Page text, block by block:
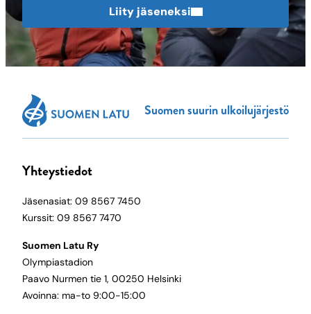
Liity jäseneksi
Suomen suurin ulkoilujärjestö
Yhteystiedot
Jäsenasiat: 09 8567 7450
Kurssit: 09 8567 7470
Suomen Latu Ry
Olympiastadion
Paavo Nurmen tie 1, 00250 Helsinki
Avoinna: ma-to 9:00-15:00